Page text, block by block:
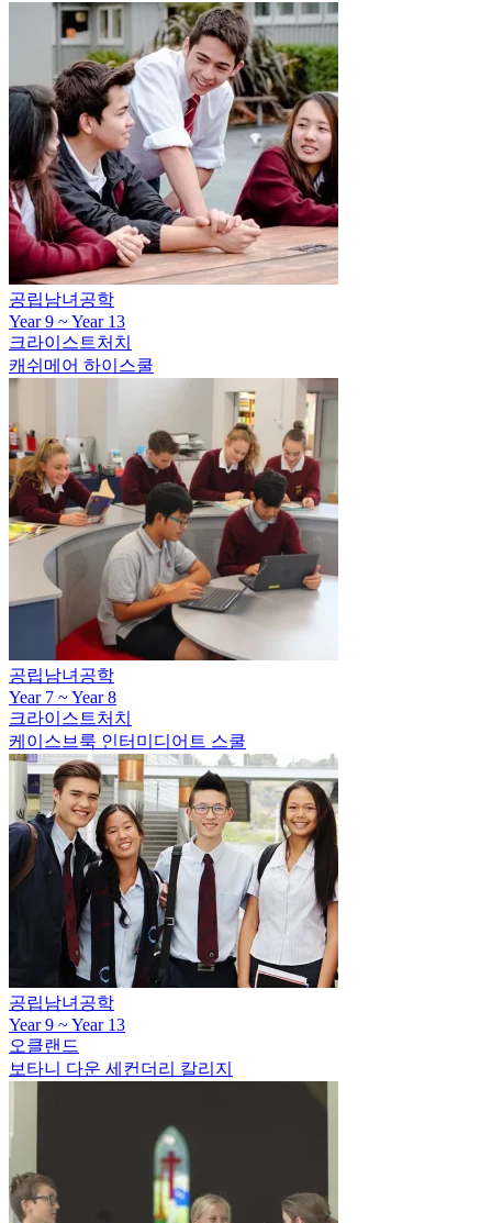
크라이스트처치
캐새더럴 그래머 스쿨
공립남녀공학
Year 9 ~ Year 13
공립남녀공학
Year 7 ~ Year 8
크라이스트처치
케이스브룩 인터미디어트 스쿨
공립남녀공학
Year 9 ~ Year 13